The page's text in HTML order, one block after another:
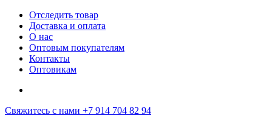
Отследить товар
Доставка и оплата
О нас
Оптовым покупателям
Контакты
Оптовикам
Свяжитесь с нами +7 914 704 82 94